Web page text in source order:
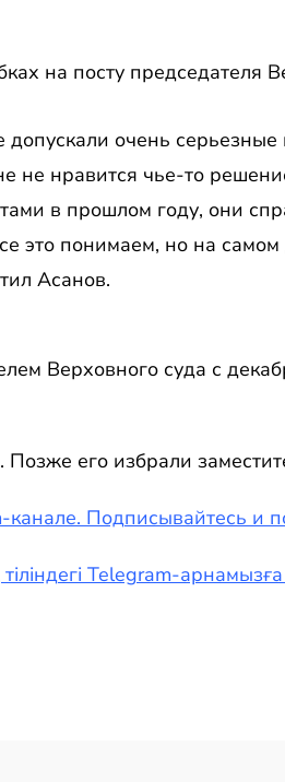
на посту председателя
допускали очень
не нравится чье-то
в прошлом году, они
это понимаем, но на самом
Асанов.
Верховного суда с
его избрали
Подписывайтесь и
Telegram-